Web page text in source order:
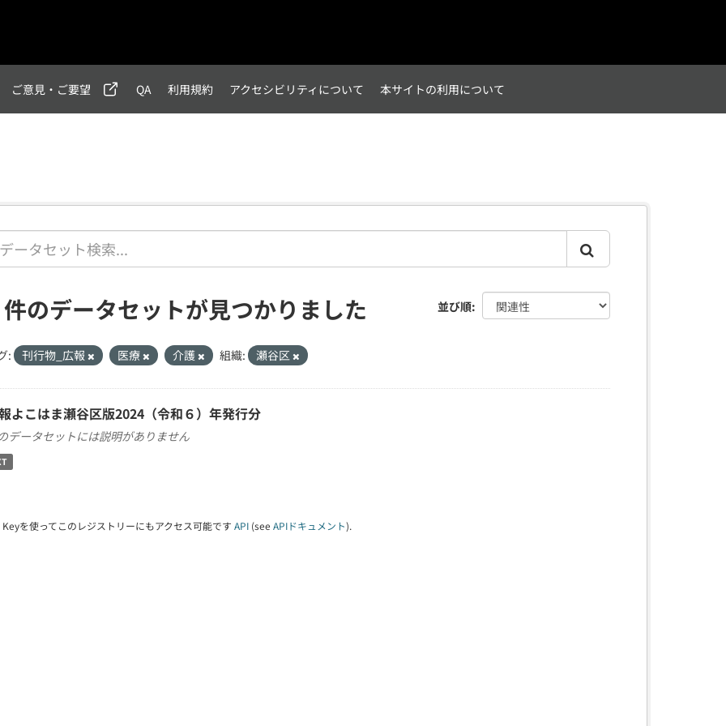
ご意見・ご要望 QA 利用規約 アクセシビリティについて 本サイトの利用について
並び順
のデータセットが見つかりました
: 刊行物_広報 医療 介護 組織: 瀬谷区
よこはま瀬谷区版2024（令和６）年発行分
データセットには説明がありません
Keyを使ってこのレジストリーにもアクセス可能です API (see APIドキュメント).